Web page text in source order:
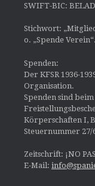
SWIFT-BIC:
Stichwort:
o. „Spende Verein“.
Spenden:
Der KFSR 1936-
Organisation.
Spenden sind
Körperschaften I,
Steuernummer 27/
Zeitschrift: ¡NO
E-Mail: